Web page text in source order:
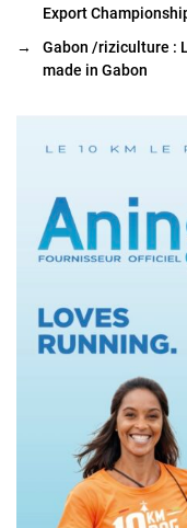
Export
→
Gabon /riziculture :
made in Gabon